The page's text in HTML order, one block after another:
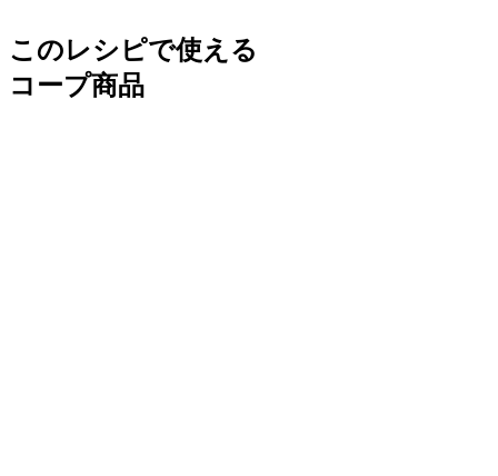
このレシピで使える
コープ商品